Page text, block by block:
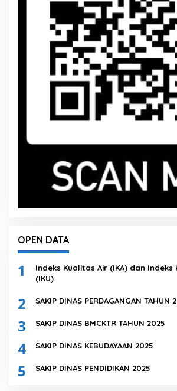
OPEN DATA
1
Indeks Kualitas Air (IKA) dan
(IKU)
2 SAKIP DINAS PERDAGANGAN TAHUN
3 SAKIP DINAS BMCKTR TAHUN 2025
4 SAKIP DINAS KEBUDAYAAN 2025
5 SAKIP DINAS PENDIDIKAN 2025